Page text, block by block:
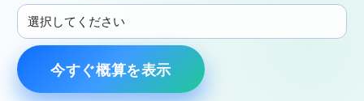
今すぐ概算を表示